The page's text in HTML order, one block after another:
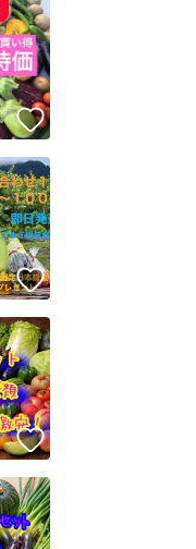
いいね！
いいね！
いいね！